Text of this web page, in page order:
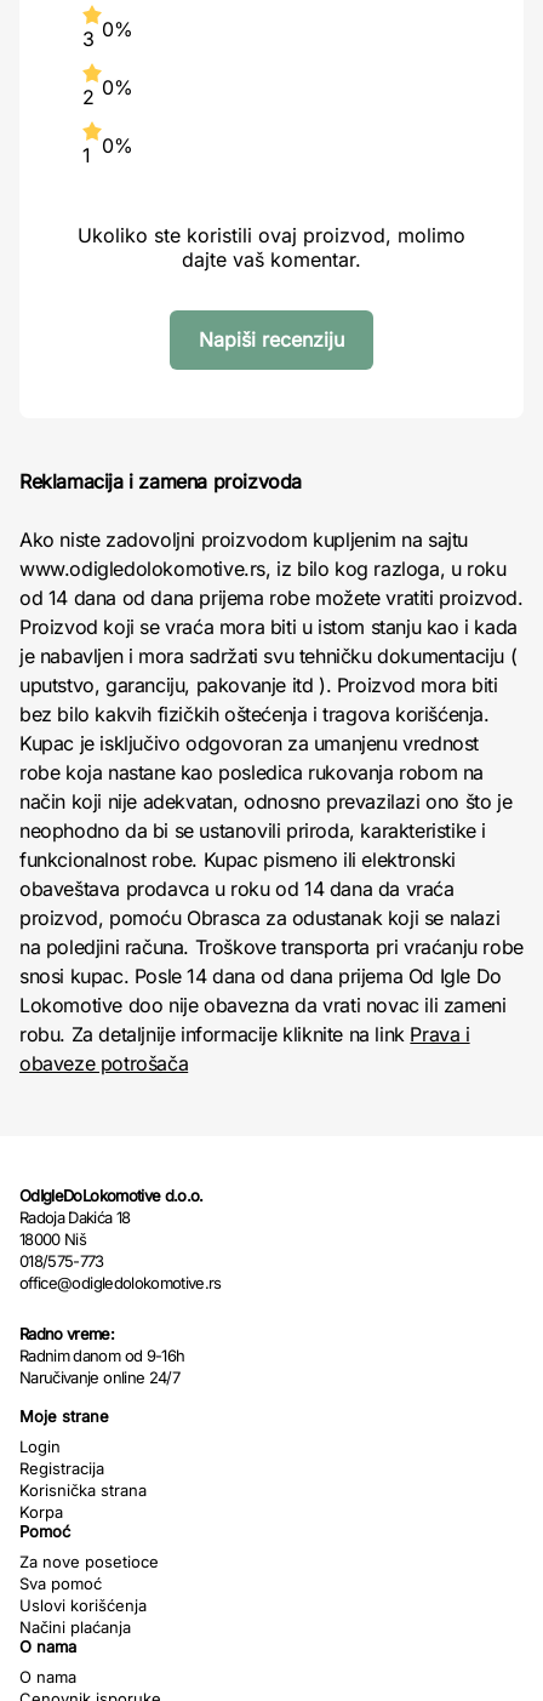
3 0%
2 0%
1 0%
Ukoliko ste koristili ovaj proizvod, molimo
dajte vaš komentar.
Napiši recenziju
Reklamacija i zamena proizvoda
Ako niste zadovoljni proizvodom kupljenim na sajtu
www.odigledolokomotive.rs, iz bilo kog razloga, u roku
od 14 dana od dana prijema robe možete vratiti proizvod.
Proizvod koji se vraća mora biti u istom stanju kao i kada
je nabavljen i mora sadržati svu tehničku dokumentaciju (
uputstvo, garanciju, pakovanje itd ). Proizvod mora biti
bez bilo kakvih fizičkih oštećenja i tragova korišćenja.
Kupac je isključivo odgovoran za umanjenu vrednost
robe koja nastane kao posledica rukovanja robom na
način koji nije adekvatan, odnosno prevazilazi ono što je
neophodno da bi se ustanovili priroda, karakteristike i
funkcionalnost robe. Kupac pismeno ili elektronski
obaveštava prodavca u roku od 14 dana da vraća
proizvod, pomoću Obrasca za odustanak koji se nalazi
na poledjini računa. Troškove transporta pri vraćanju robe
snosi kupac. Posle 14 dana od dana prijema Od Igle Do
Lokomotive doo nije obavezna da vrati novac ili zameni
robu. Za detaljnije informacije kliknite na link Prava i
obaveze potrošača
OdIgleDoLokomotive d.o.o.
Radoja Dakića 18
18000 Niš
018/575-773
office@odigledolokomotive.rs
Radno vreme:
Radnim danom od 9-16h
Naručivanje online 24/7
Moje strane
Login
Registracija
Korisnička strana
Korpa
Pomoć
Za nove posetioce
Sva pomoć
Uslovi korišćenja
Načini plaćanja
O nama
O nama